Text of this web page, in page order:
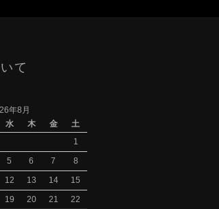
て
年8月
水 木 金
土
1
5 6 7
8
12 13 14
15
19 20 21
22